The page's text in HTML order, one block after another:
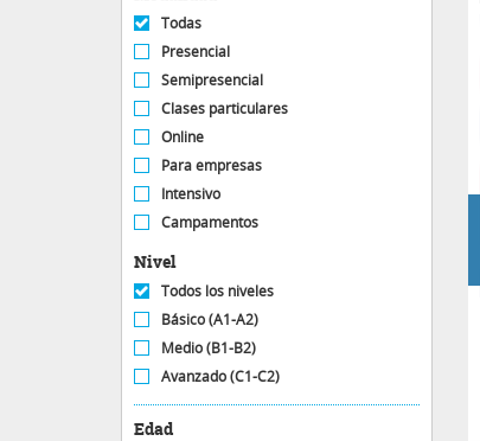
Todas
Presencial
Semipresencial
Clases particulares
Online
Para empresas
Intensivo
Campamentos
Nivel
Todos los niveles
Básico (A1-A2)
Medio (B1-B2)
Avanzado (C1-C2)
Edad